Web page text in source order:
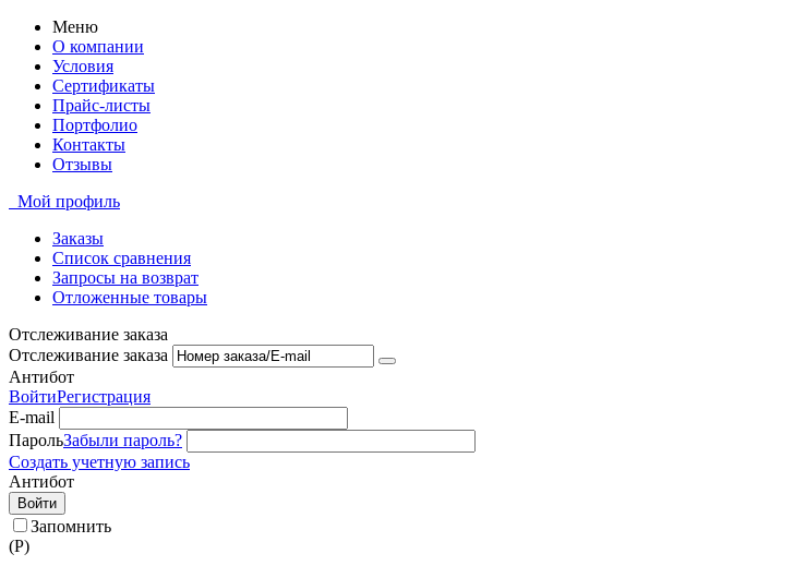
Меню
О компании
Условия
Сертификаты
Прайс-листы
Портфолио
Контакты
Отзывы
Мой профиль
Заказы
Список сравнения
Запросы на возврат
Отложенные товары
Отслеживание заказа
Отслеживание заказа
Антибот
ВойтиРегистрация
E-mail
ПарольЗабыли пароль?
Создать учетную запись
Антибот
Войти
Запомнить
(Р)